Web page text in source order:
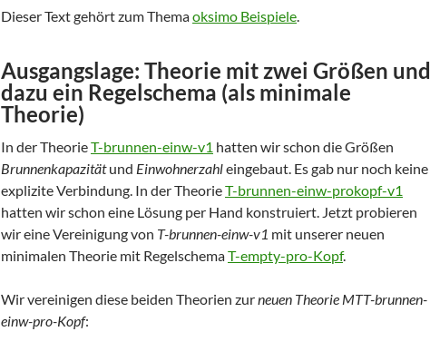
Dieser Text gehört zum Themaoksimo Beispiele.
Ausgangslage: Theorie mit zwei Größen und
dazu ein Regelschema (als minimale
Theorie)
In der TheorieT-brunnen-einw-v1 hatten wir schon die Größen
Brunnenkapazitätund Einwohnerzahleingebaut. Es gab nur noch keine
explizite Verbindung. In der TheorieT-brunnen-einw-prokopf-v1
hatten wir schon eine Lösung per Hand konstruiert. Jetzt probieren
wir eine Vereinigung von T-brunnen-einw-v1 mit unserer neuen
minimalen Theorie mit RegelschemaT-empty-pro-Kopf.
Wir vereinigen diese beiden Theorien zurneuen Theorie MTT-brunnen-
einw-pro-Kopf: